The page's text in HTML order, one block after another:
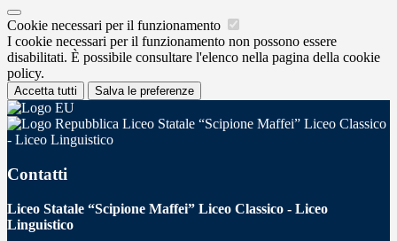
Cookie necessari per il funzionamento
I cookie necessari per il funzionamento non possono essere
disabilitati. È possibile consultare l'elenco nella pagina della cookie
policy.
Accetta tutti Salva le preferenze
Liceo Statale “Scipione Maffei” Liceo Classico
- Liceo Linguistico
Contatti
Liceo Statale “Scipione Maffei” Liceo Classico - Liceo
Linguistico